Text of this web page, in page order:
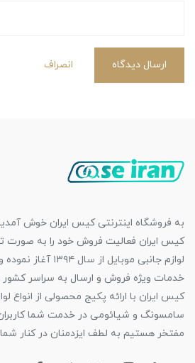
ارسال دیدگاه انصراف
به فروشگاه اینترنتی کیس ایران خوش
کیس ایران فعالیت فروش خود را به
لوازم جانبی موبایل از
خدمات ویژه فروش و ارسال به سراسر کشور
کیس ایران با ارائه پکیج محصولی از انواع
سامسونگ و شیائومی در خدمت شما
مفتخر هستیم به لطف ایزدمنان در کنار